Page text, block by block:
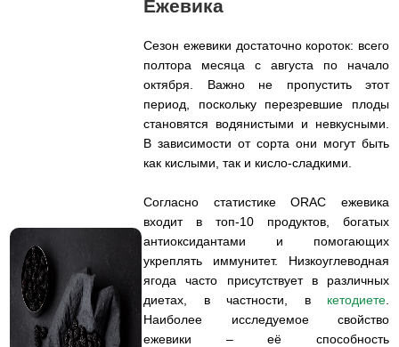
Ежевика
Сезон ежевики достаточно короток: всего
полтора месяца с августа по начало
октября. Важно не пропустить этот
период, поскольку перезревшие плоды
становятся водянистыми и невкусными.
В зависимости от сорта они могут быть
как кислыми, так и кисло-сладкими.
Согласно статистике ORAC ежевика
входит в топ-10 продуктов, богатых
антиоксидантами и помогающих
укреплять иммунитет. Низкоуглеводная
ягода часто присутствует в различных
диетах, в частности, в кетодиете
Наиболее исследуемое свойство
ежевики – её способность